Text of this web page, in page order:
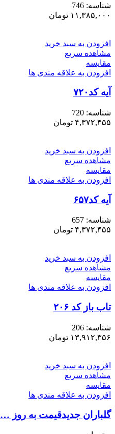
شناسه: 746
۱۱,۳۸۵,۰۰۰ تومان
افزودن به سبد خرید
مشاهده سریع
مقایسه
افزودن به علاقه مندی ها
آیه کد۷۲۰
شناسه: 720
۴,۳۷۲,۴۵۵ تومان
افزودن به سبد خرید
مشاهده سریع
مقایسه
افزودن به علاقه مندی ها
آیه کد۶۵۷
شناسه: 657
۴,۳۷۲,۴۵۵ تومان
افزودن به سبد خرید
مشاهده سریع
مقایسه
افزودن به علاقه مندی ها
تاب باز کد ۲۰۶
شناسه: 206
۱۳,۹۱۲,۳۵۶ تومان
افزودن به سبد خرید
مشاهده سریع
مقایسه
افزودن به علاقه مندی ها
گلباران جدیدقیمت به روز